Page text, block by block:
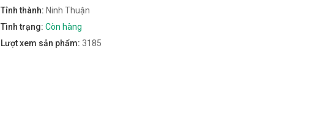
Tỉnh thành: Ninh Thuận
Tình trạng: Còn hàng
Lượt xem sản phẩm: 3185